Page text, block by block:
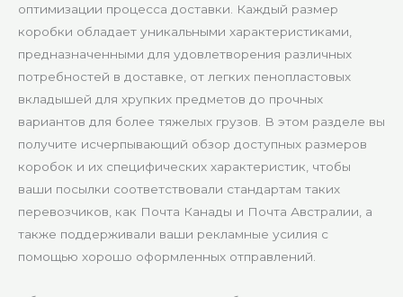
оптимизации процесса доставки. Каждый размер
коробки обладает уникальными характеристиками,
предназначенными для удовлетворения различных
потребностей в доставке, от легких пенопластовых
вкладышей для хрупких предметов до прочных
вариантов для более тяжелых грузов. В этом разделе вы
получите исчерпывающий обзор доступных размеров
коробок и их специфических характеристик, чтобы
ваши посылки соответствовали стандартам таких
перевозчиков, как Почта Канады и Почта Австралии, а
также поддерживали ваши рекламные усилия с
помощью хорошо оформленных отправлений.